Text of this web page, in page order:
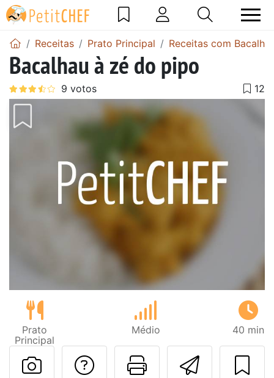
Receitas Prato Principal Receitas com
Bacalhau à zé do pipo
Prato
Principal
Médio 40 min
Imprima
Falar com o autor